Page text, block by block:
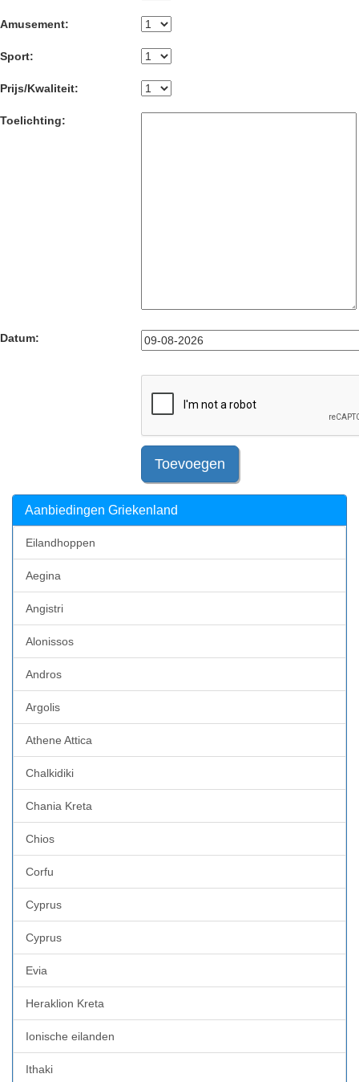
Amusement:
Sport:
Prijs/Kwaliteit:
Toelichting:
Datum:
Toevoegen
Aanbiedingen Griekenland
Eilandhoppen
Aegina
Angistri
Alonissos
Andros
Argolis
Athene Attica
Chalkidiki
Chania Kreta
Chios
Corfu
Cyprus
Cyprus
Evia
Heraklion Kreta
Ionische eilanden
Ithaki